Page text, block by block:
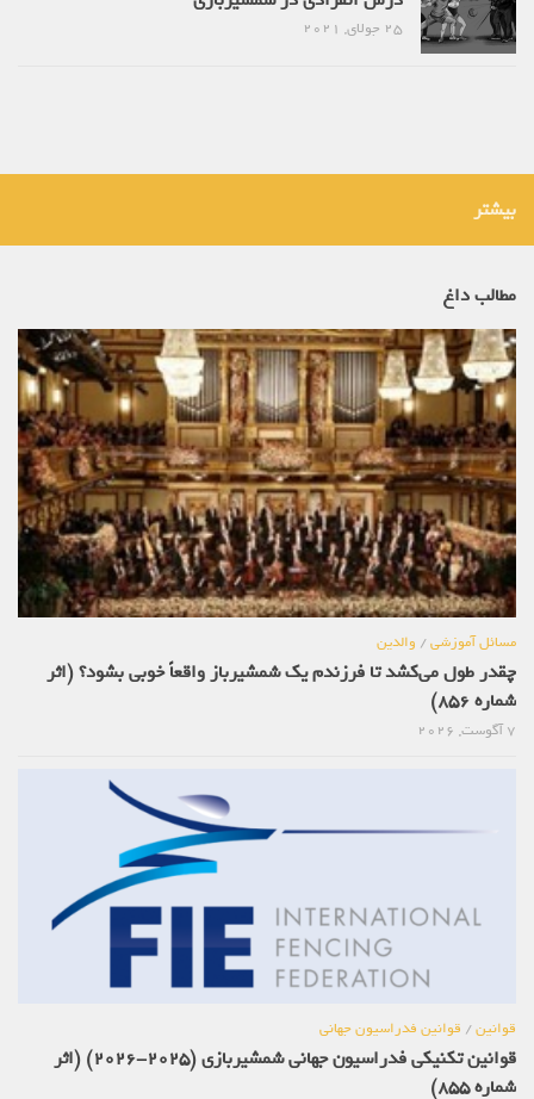
بیشتر
مطالب داغ
مسائل آموزشی/والدین
چقدر طول می‌کشد تا فرزندم یک شمشیرباز واقعاً خوبی بشود؟ (اثر
شماره 856)
قوانین/قوانین فدراسیون جهانی
قوانین تکنیکی فدراسیون جهانی شمشیربازی (2025-2026) (اثر
شماره 855)